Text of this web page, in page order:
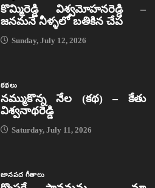
కొమ్మిరెడ్డి విశ్వమోహనరెడ్డి –
జనమనే నీళ్ళలో బతికిన చేప
Sunday, July 12, 2026
కథలు
నమ్ముకొన్న నేల (కథ) – కేతు
విశ్వనాథరెడ్డి
Saturday, July 11, 2026
జానపద గీతాలు